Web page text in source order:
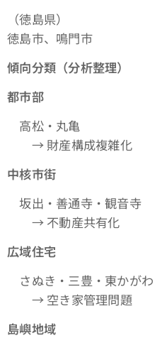
（徳島県）
徳島市、鳴門市
傾向分類（分析整理）
都市部
高松・丸亀
→ 財産構成複雑化
中核市街
坂出・善通寺・観音寺
→ 不動産共有化
広域住宅
さぬき・三豊・東かがわ
→ 空き家管理問題
島嶼地域